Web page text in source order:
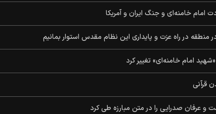
امام خامنه‌ای و جنگ ایران و آمریکا
در راه عزت و پایداری این نظام مقدس استوار بمانیم
امام خامنه‌ای» تغییر کرد
قرآنی
و عرفان صدرایی را در متن مبارزه طی کرد